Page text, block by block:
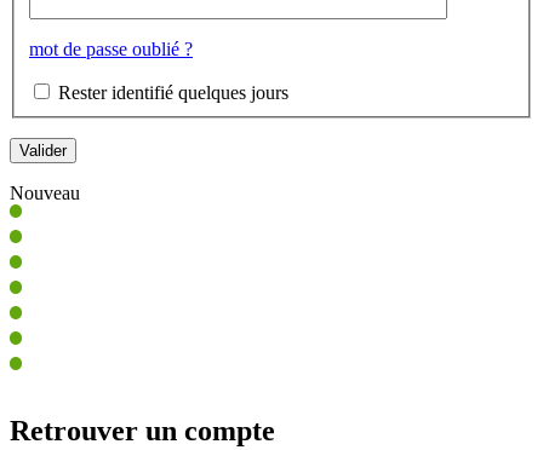
mot de passe oublié ?
Rester identifié quelques jours
Nouveau
Retrouver un compte